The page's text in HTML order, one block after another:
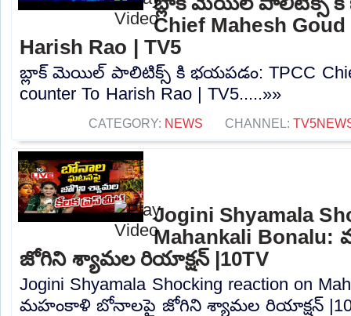
Chief Mahesh
Harish Rao | TV5
బ్లాక్ మెయిల్ పాలిటిక్స్ కి భయపడం: TPCC Chief
counter To Harish Rao | TV5.....»»
CATEGORY: NEWS CHANNEL:
Jogini Shyamala
Mahankali
జోగిని శ్యామల రియాక్షన్ |10TV
Jogini Shyamala Shocking reaction on
మహంకాళి బోనాలపై జోగిని శ్యామల రియాక్షన్